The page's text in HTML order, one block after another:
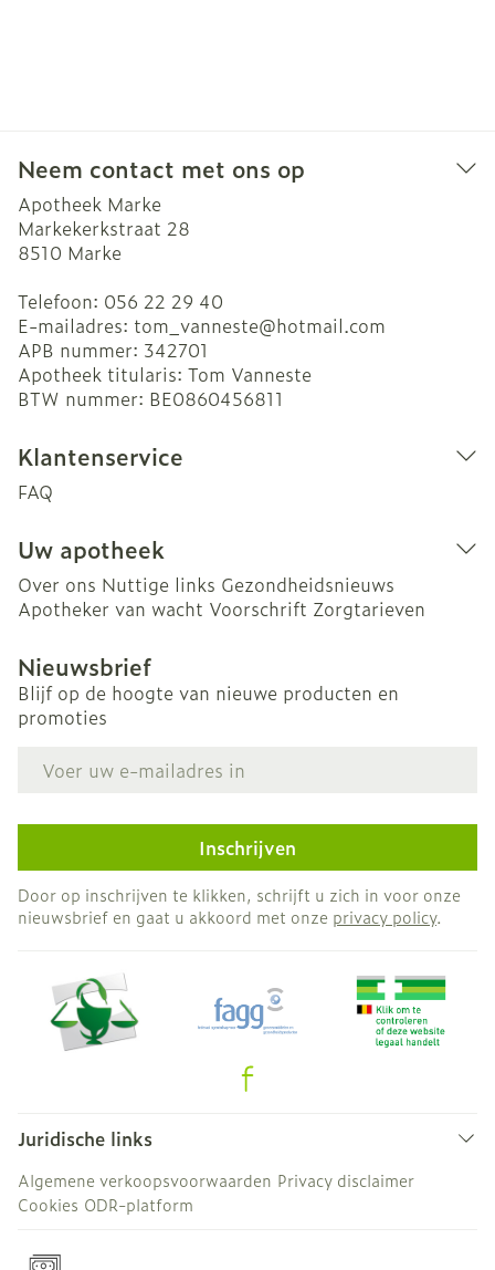
Neem contact met ons op
Apotheek Marke
Markekerkstraat 28
8510 Marke
Telefoon: 056 22 29 40
E-mailadres: tom_vanneste@hotmail.com
APB nummer: 342701
Apotheek titularis: Tom Vanneste
BTW nummer: BE0860456811
Klantenservice
FAQ
Uw apotheek
Over ons Nuttige links Gezondheidsnieuws
Apotheker van wacht Voorschrift Zorgtarieven
Nieuwsbrief
Blijf op de hoogte van nieuwe producten en
promoties
Inschrijven
Door op inschrijven te klikken, schrijft u zich in voor onze
nieuwsbrief en gaat u akkoord met onze privacy policy.
Juridische links
Algemene verkoopsvoorwaarden Privacy disclaimer
Cookies ODR-platform